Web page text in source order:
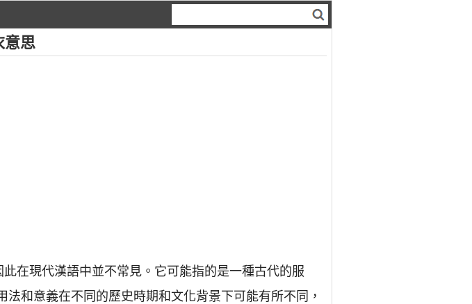
意思
在現代漢語中並不常見。它可能指的是一種古代的服
和意義在不同的歷史時期和文化背景下可能有所不同，